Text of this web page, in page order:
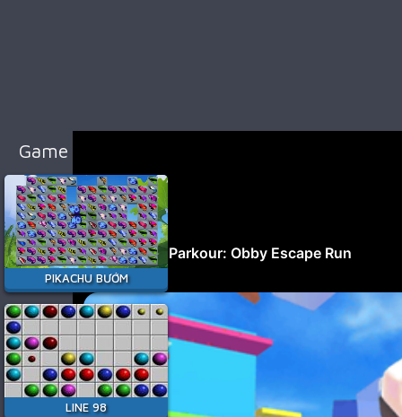
Game
Đua
Xe
Game
Minecraft
Game
Among
Us
Game
Game Hay Nhất
PIKACHU BƯỚM
LINE 98